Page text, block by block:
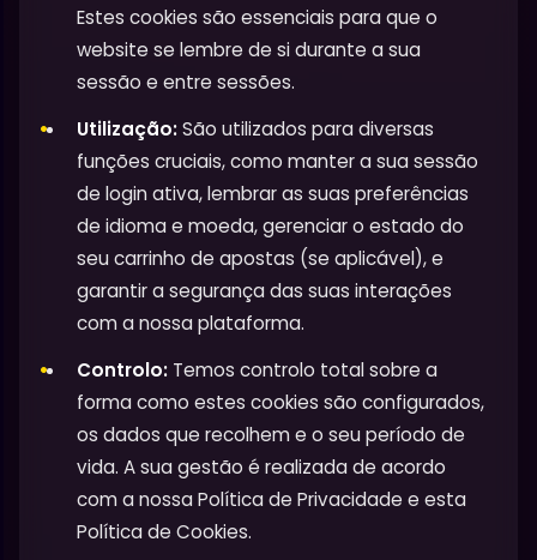
Estes cookies são essenciais para que o
website se lembre de si durante a sua
sessão e entre sessões.
Utilização:São utilizados para diversas
funções cruciais, como manter a sua sessão
de login ativa, lembrar as suas preferências
de idioma e moeda, gerenciar o estado do
seu carrinho de apostas (se aplicável), e
garantir a segurança das suas interações
com a nossa plataforma.
Controlo: Temos controlo total sobre a
forma como estes cookies são configurados,
os dados que recolhem e o seu período de
vida. A sua gestão é realizada de acordo
com a nossa Política de Privacidade e esta
Política de Cookies.